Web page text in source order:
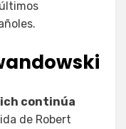
continúa
de Robert